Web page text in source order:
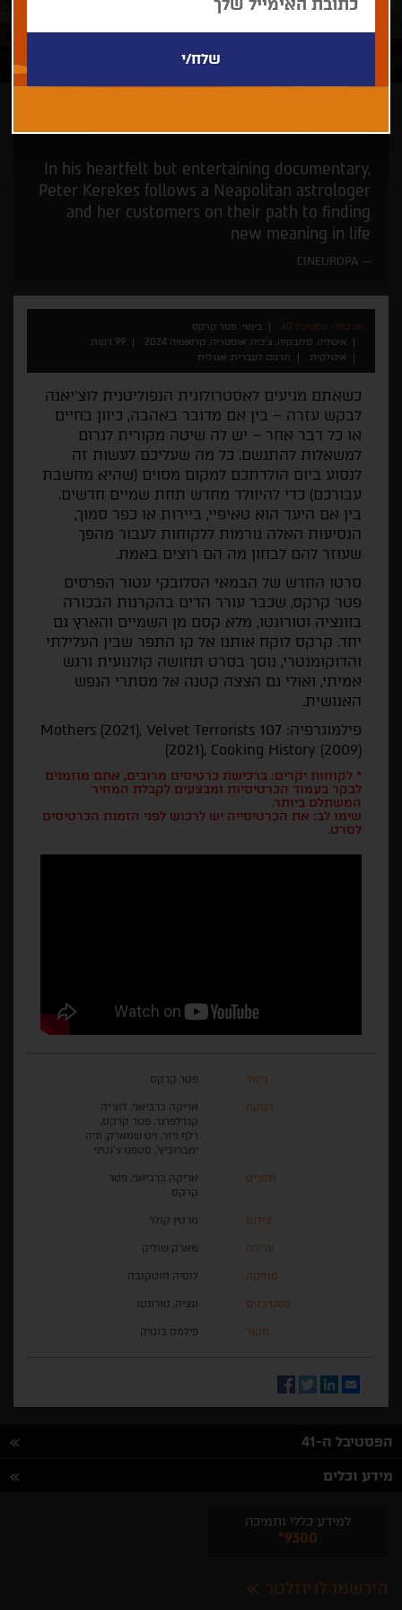
In his heartfelt but entertaining documentary,
Peter Kerekes follows a Neapolitan astrologer
and her customers on their path to finding
new meaning in life
CINEUROPA
ארכיון - פסטיבל 40
בימוי: פטר קרקס
איטליה, סלובקיה, צ'כיה, אוסטריה, קרואטיה 2024
99 דקות
איטלקית
תרגום לעברית, אנגלית
כשאתם מגיעים לאסטרולוגית הנפוליטנית לוצ'יאנה
לבקש עזרה – בין אם מדובר באהבה, כיוון בחיים
או כל דבר אחר – יש לה שיטה מקורית לגרום
למשאלות להתגשם. כל מה שעליכם לעשות זה
לנסוע ביום הולדתכם למקום מסוים (שהיא מחשבת
עבורכם) כדי להיוולד מחדש תחת שמיים חדשים.
בין אם היעד הוא טאיפיי, ביירות או כפר סמוך,
הנסיעות האלה גורמות ללקוחות לעבור מהפך
שעוזר להם לבחון מה הם רוצים באמת.
סרטו החדש של הבמאי הסלובקי עטור הפרסים
פטר קרקס, שכבר עורר הדים בהקרנות הבכורה
בוונציה וטורונטו, מלא קסם מן השמיים והארץ גם
יחד. קרקס לוקח אותנו אל קו התפר שבין העלילתי
והדוקומנטרי, נוסך בסרט תחושה קולנועית ורגש
אמיתי, ואולי גם הצצה קטנה אל מסתרי הנפש
האנושית.
פילמוגרפיה: 107 Mothers (2021), Velvet Terrorists
(2021), Cooking History (2009)
* לקוחות יקרים: ברכישת כרטיסים מרובים, אתם מוזמנים
לבקר בעמוד הכרטיסיות ומבצעים לקבלת המחיר
המשתלם ביותר.
שימו לב: את הכרטיסייה יש לרכוש לפני הזמנת הכרטיסים
לסרט.
בימוי פטר קרקס
הפקה
אריקה ברביאני, לוצ'יה
קנדלפרגר, פטר קרקס,
רלף ויזר, ויט שמארק, וניה
ימברוביץ', סטפנו צ'נטיני
תסריט
אריקה ברביאני, פטר
קרקס
צילום מרטין קולר
עריכה מארק שוליק
מוזיקה לוסיה חוטקובה
פסטיבלים ונציה, טורונטו
מקור פילמס בוטיק
Email
LinkedIn
Twitter
Facebook
הפסטיבל ה-41
מידע וכלים
למידע כללי ותמיכה
*9300
הירשמו לניוזלטר